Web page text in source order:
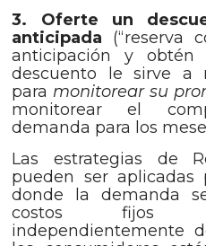
3. Oferte un
anticipada (“reserva
anticipación y obtén
descuento le sirve a
para monitorear su
monitorear el
demanda para los
Las estrategias de
pueden ser aplicadas
donde la demanda
costos fijos
independientemente